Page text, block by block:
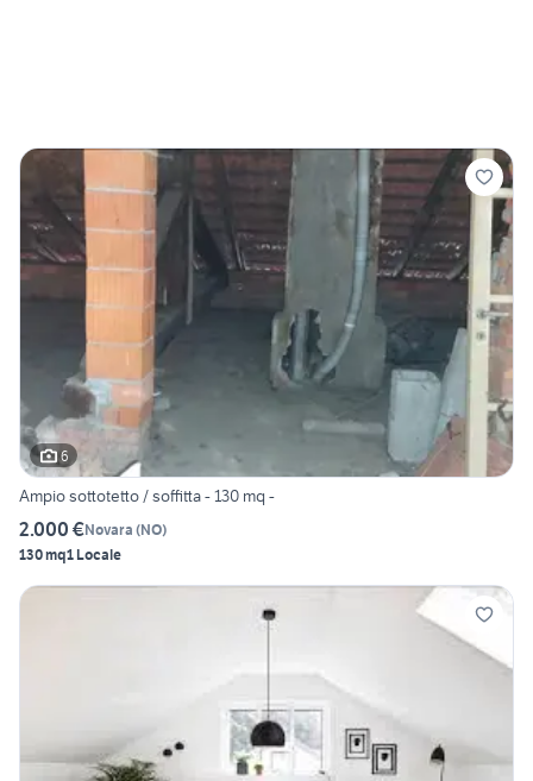
6
Ampio sottotetto / soffitta - 130 mq -
2.000 €Novara (NO)
130 mq1 Locale